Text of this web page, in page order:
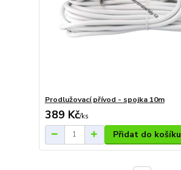
Prodlužovací přívod - spojka 10m
389 Kč/ks
Přidat do košíku